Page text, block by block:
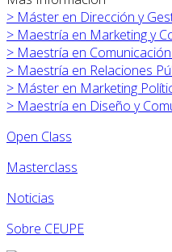
> Máster en Dirección y
> Maestría en Marketing y
> Maestría en
> Maestría en Relaciones
> Máster en Marketing
> Maestría en Diseño y
Open Class
Masterclass
Noticias
Sobre CEUPE